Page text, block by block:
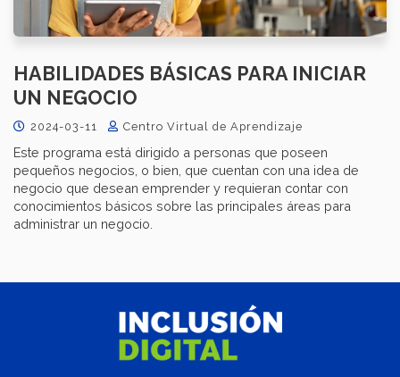
HABILIDADES BÁSICAS PARA INICIAR
UN NEGOCIO
2024-03-11 Centro Virtual de Aprendizaje
Este programa está dirigido a personas que poseen
pequeños negocios, o bien, que cuentan con una idea de
negocio que desean emprender y requieran contar con
conocimientos básicos sobre las principales áreas para
administrar un negocio.